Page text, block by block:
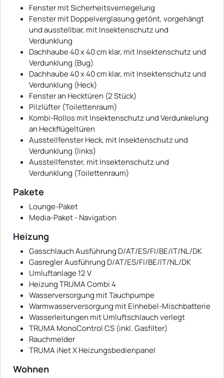
Fenster mit Sicherheitsverriegelung
Fenster mit Doppelverglasung getönt, vorgehängt
und ausstellbar, mit Insektenschutz und
Verdunklung
Dachhaube 40 x 40 cm klar, mit Insektenschutz und
Verdunklung (Bug)
Dachhaube 40 x 40 cm klar, mit Insektenschutz und
Verdunklung (Heck)
Fenster an Hecktüren (2 Stück)
Pilzlüfter (Toilettenraum)
Kombi-Rollos mit Insektenschutz und Verdunkelung
an Heckflügeltüren
Ausstellfenster Heck, mit Insektenschutz und
Verdunklung (links)
Ausstellfenster, mit Insektenschutz und
Verdunklung (Toilettenraum)
Pakete
Lounge-Paket
Media-Paket - Navigation
Heizung
Gasschlauch Ausführung D/AT/ES/FI/BE/IT/NL/DK
Gasregler Ausführung D/AT/ES/FI/BE/IT/NL/DK
Umluftanlage 12 V
Heizung TRUMA Combi 4
Wasserversorgung mit Tauchpumpe
Warmwasserversorgung mit Einhebel-Mischbatterie
Wasserleitungen mit Umluftschlauch verlegt
TRUMA MonoControl CS (inkl. Gasfilter)
Rauchmelder
TRUMA iNet X Heizungsbedienpanel
Wohnen